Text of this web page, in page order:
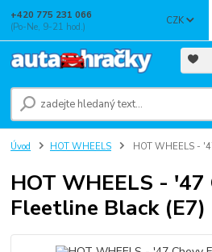
CZK
+420 775 231 066
(Po-Ne, 9-21 hod.)
Úvod HOT WHEELS HOT WHEELS -
HOT WHEELS - '47
Fleetline Black (E7)